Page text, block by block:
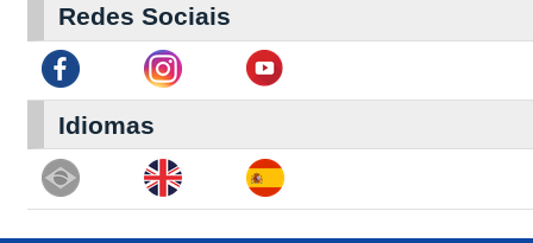
Redes Sociais
Idiomas